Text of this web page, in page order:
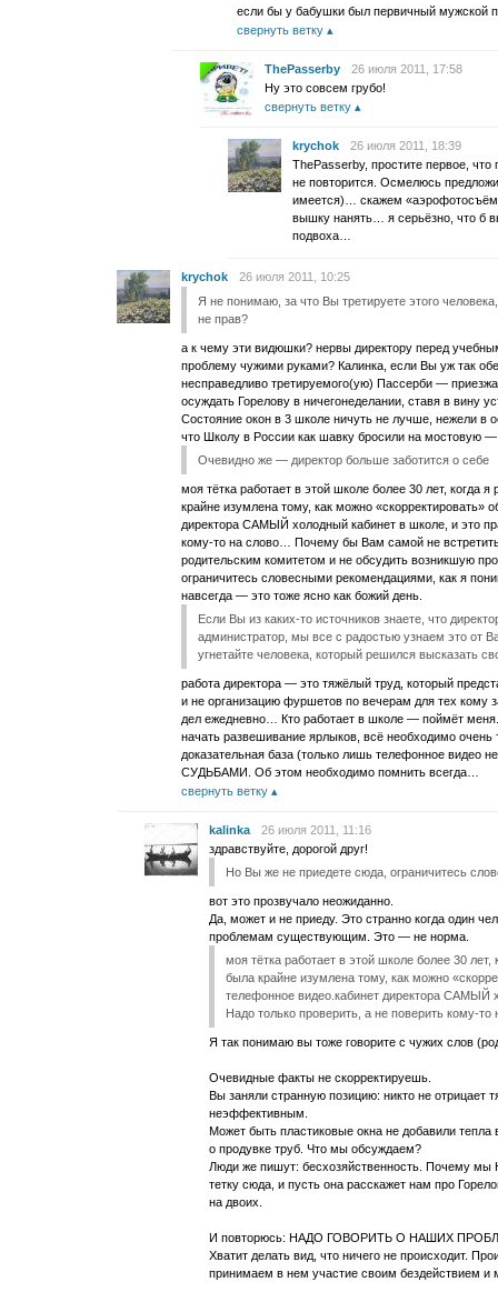
если бы у бабушки был первичный мужской
свернуть ветку
ThePasserby
26 июля 2011, 17:58
Ну это совсем грубо!
свернуть ветку
krychok
26 июля 2011, 18:39
ThePasserby, простите первое,
не повторится. Осмелюсь
имеется)… скажем
вышку нанять… я серьёзно, что б
подвоха…
krychok
26 июля 2011, 10:25
Я не понимаю, за что Вы третируете этого
не прав?
а к чему эти видюшки? нервы директору перед
проблему чужими руками? Калинка, если Вы уж так
несправедливо третируемого(ую) Пассерби —
осуждать Горелову в ничегонеделании, ставя в вину
Состояние окон в 3 школе ничуть не лучше, нежели в
что Школу в России как шавку бросили на мостовую
Очевидно же — директор больше заботится о себе
моя тётка работает в этой школе более 30 лет, когда
крайне изумлена тому, как можно «скорректировать»
директора САМЫЙ холодный кабинет в школе, и это
кому-то на слово… Почему бы Вам самой не
родительским комитетом и не обсудить возникшую
ограничитесь словесными рекомендациями, как я
навсегда — это тоже ясно как божий день.
Если Вы из каких-то источников знаете, что
администратор, мы все с радостью узнаем это от
угнетайте человека, который решился высказать
работа директора — это тяжёлый труд, который
и не организацию фуршетов по вечерам для тех кому
дел ежедневно… Кто работает в школе — поймёт
начать развешивание ярлыков, всё необходимо
доказательная база (только лишь телефонное
СУДЬБАМИ. Об этом необходимо помнить всегда…
свернуть ветку
kalinka
26 июля 2011, 11:16
здравствуйте, дорогой друг!
Но Вы же не приедете сюда, ограничитесь
вот это прозвучало неожиданно.
Да, может и не приеду. Это странно когда один
проблемам существующим. Это — не норма.
моя тётка работает в этой школе более 30
была крайне изумлена тому, как можно
телефонное видео.кабинет директора САМЫЙ
Надо только проверить, а не поверить кому-
Я так понимаю вы тоже говорите с чужих слов
Очевидные факты не скорректируешь.
Вы заняли странную позицию: никто не отрицает
неэффективным.
Может быть пластиковые окна не добавили тепла
о продувке труб. Что мы обсуждаем?
Люди же пишут: бесхозяйственность. Почему
тетку сюда, и пусть она расскажет нам про
на двоих.
И повторюсь: НАДО ГОВОРИТЬ О НАШИХ
Хватит делать вид, что ничего не происходит.
принимаем в нем участие своим бездействием и